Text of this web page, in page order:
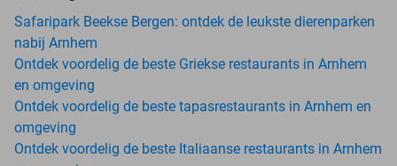
Safaripark Beekse Bergen: ontdek de leukste dierenparken
nabij Arnhem
Ontdek voordelig de beste Griekse restaurants in Arnhem
en omgeving
Ontdek voordelig de beste tapasrestaurants in Arnhem en
omgeving
Ontdek voordelig de beste Italiaanse restaurants in Arnhem